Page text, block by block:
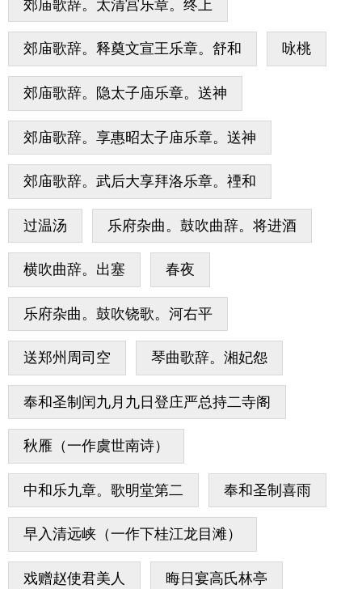
郊庙歌辞。太清宫乐章。终上
郊庙歌辞。释奠文宣王乐章。舒和 咏桃
郊庙歌辞。隐太子庙乐章。送神
郊庙歌辞。享惠昭太子庙乐章。送神
郊庙歌辞。武后大享拜洛乐章。禋和
过温汤 乐府杂曲。鼓吹曲辞。将进酒
横吹曲辞。出塞 春夜
乐府杂曲。鼓吹铙歌。河右平
送郑州周司空 琴曲歌辞。湘妃怨
奉和圣制闰九月九日登庄严总持二寺阁
秋雁（一作虞世南诗）
中和乐九章。歌明堂第二 奉和圣制喜雨
早入清远峡（一作下桂江龙目滩）
戏赠赵使君美人 晦日宴高氏林亭